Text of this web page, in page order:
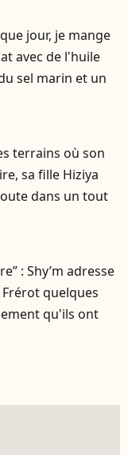
jour, je mange
avec de l'huile
sel marin et un
terrains où son
sa fille Hiziya
dans un tout
: Shy’m adresse
Frérot quelques
qu'ils ont